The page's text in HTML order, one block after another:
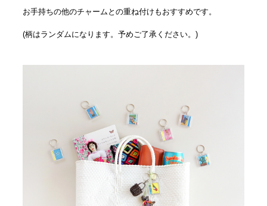
お手持ちの他のチャームとの重ね付けもおすすめです。
(柄はランダムになります。予めご了承ください。)